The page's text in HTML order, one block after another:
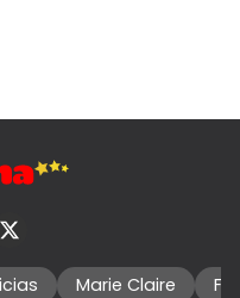
Marie Claire